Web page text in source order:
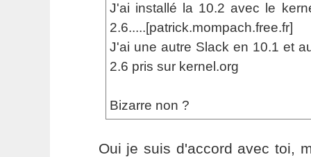
J'ai installé la 10.2 avec le
2.6.....[patrick.mompach.free.fr]
J'ai une autre Slack en 10.1 et
2.6 pris sur kernel.org
Bizarre non ?
Oui je suis d'accord avec toi,